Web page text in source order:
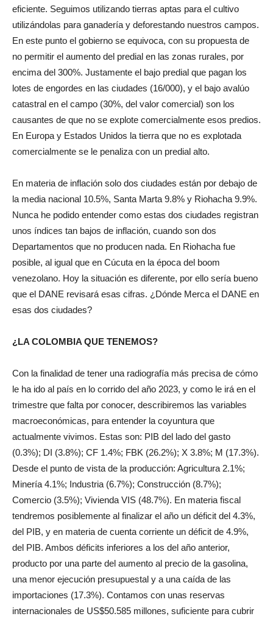
eficiente. Seguimos utilizando tierras aptas para el cultivo
utilizándolas para ganadería y deforestando nuestros campos.
En este punto el gobierno se equivoca, con su propuesta de
no permitir el aumento del predial en las zonas rurales, por
encima del 300%. Justamente el bajo predial que pagan los
lotes de engordes en las ciudades (16/000), y el bajo avalúo
catastral en el campo (30%, del valor comercial) son los
causantes de que no se explote comercialmente esos predios.
En Europa y Estados Unidos la tierra que no es explotada
comercialmente se le penaliza con un predial alto.
En materia de inflación solo dos ciudades están por debajo de
la media nacional 10.5%, Santa Marta 9.8% y Riohacha 9.9%.
Nunca he podido entender como estas dos ciudades registran
unos índices tan bajos de inflación, cuando son dos
Departamentos que no producen nada. En Riohacha fue
posible, al igual que en Cúcuta en la época del boom
venezolano. Hoy la situación es diferente, por ello sería bueno
que el DANE revisará esas cifras. ¿Dónde Merca el DANE en
esas dos ciudades?
¿LA COLOMBIA QUE TENEMOS?
Con la finalidad de tener una radiografía más precisa de cómo
le ha ido al país en lo corrido del año 2023, y como le irá en el
trimestre que falta por conocer, describiremos las variables
macroeconómicas, para entender la coyuntura que
actualmente vivimos. Estas son: PIB del lado del gasto
(0.3%); DI (3.8%); CF 1.4%; FBK (26.2%); X 3.8%; M (17.3%).
Desde el punto de vista de la producción: Agricultura 2.1%;
Minería 4.1%; Industria (6.7%); Construcción (8.7%);
Comercio (3.5%); Vivienda VIS (48.7%). En materia fiscal
tendremos posiblemente al finalizar el año un déficit del 4.3%,
del PIB, y en materia de cuenta corriente un déficit de 4.9%,
del PIB. Ambos déficits inferiores a los del año anterior,
producto por una parte del aumento al precio de la gasolina,
una menor ejecución presupuestal y a una caída de las
importaciones (17.3%). Contamos con unas reservas
internacionales de US$50.585 millones, suficiente para cubrir